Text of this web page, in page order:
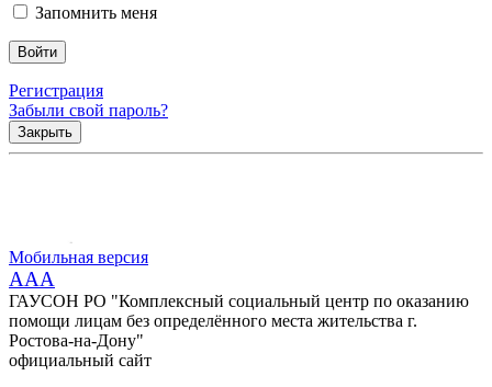
Запомнить меня
Регистрация
Забыли свой пароль?
Закрыть
Мобильная версия
AAA
ГАУСОН РО "Комплексный социальный центр по оказанию
помощи лицам без определённого места жительства г.
Ростова-на-Дону"
официальный сайт